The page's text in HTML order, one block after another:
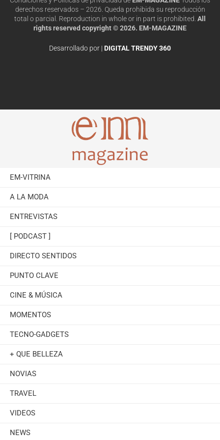
derechos reservados – 2026. Queda prohibida su reproducción
total o parcial. Reproduction in whole or in part is prohibited. All
rights reserved copyright © 2026. EM-MAGAZINE
Desarrollado por | DIGITAL TRENDY 360
EM-VITRINA
A LA MODA
ENTREVISTAS
[ PODCAST ]
DIRECTO SENTIDOS
PUNTO CLAVE
CINE & MÚSICA
MOMENTOS
TECNO-GADGETS
+ QUE BELLEZA
NOVIAS
TRAVEL
VIDEOS
NEWS